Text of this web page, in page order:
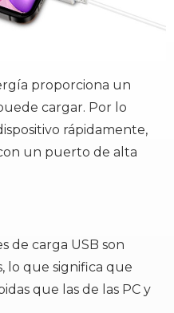
proporciona un
cargar. Por lo
rápidamente,
un puerto de alta
de carga USB son
lo que significa que
que las de las PC y